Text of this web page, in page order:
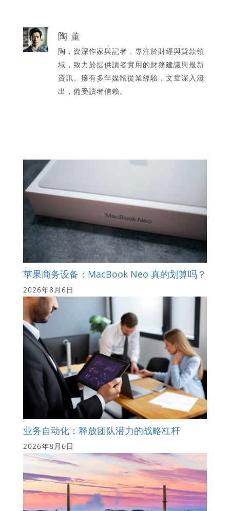
陶 董
陶，資深作家與記者，專注於財經與貸款領
域，致力於提供讀者實用的財務建議與最新
資訊。擁有多年媒體從業經驗，文章深入淺
出，備受讀者信賴。
苹果商务设备：MacBook Neo 真的划算吗？
2026年8月6日
业务自动化：释放团队潜力的战略杠杆
2026年8月6日